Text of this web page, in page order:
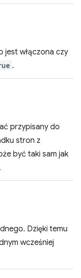
jest włączona czy
.
przypisany do
stron z
być taki sam jak
Dzięki temu
wcześniej